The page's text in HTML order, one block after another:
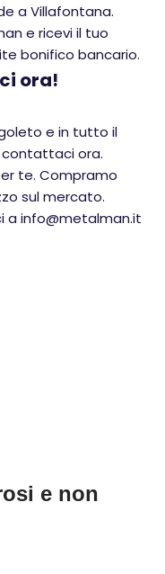
a Villafontana.
e ricevi il tuo
bonifico bancario.
ora!
e in tutto il
contattaci ora.
te. Compramo
sul mercato.
a info@metalman.it
e non